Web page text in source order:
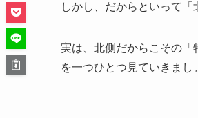
しかし、だからといって
実は、北側だからこその「
を一つひとつ見ていきまし